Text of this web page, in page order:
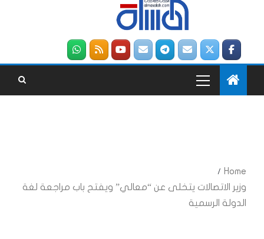
Home
وزير الاتصالات يتخلى عن “معالي” ويفتح باب مراجعة لغة
الدولة الرسمية